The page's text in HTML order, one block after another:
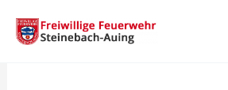
Inhalt